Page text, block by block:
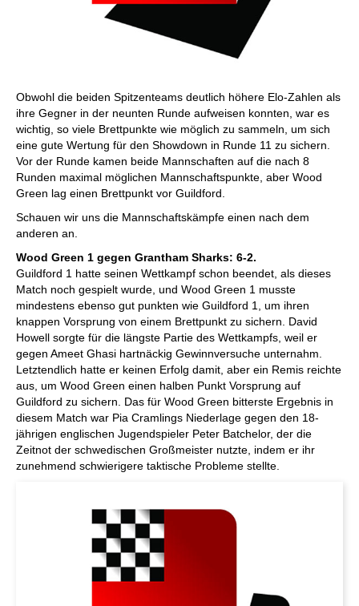
Obwohl die beiden Spitzenteams deutlich höhere Elo-Zahlen als
ihre Gegner in der neunten Runde aufweisen konnten, war es
wichtig, so viele Brettpunkte wie möglich zu sammeln, um sich
eine gute Wertung für den Showdown in Runde 11 zu sichern.
Vor der Runde kamen beide Mannschaften auf die nach 8
Runden maximal möglichen Mannschaftspunkte, aber Wood
Green lag einen Brettpunkt vor Guildford.
Schauen wir uns die Mannschaftskämpfe einen nach dem
anderen an.
Wood Green 1 gegen Grantham Sharks: 6-2.
Guildford 1 hatte seinen Wettkampf schon beendet, als dieses
Match noch gespielt wurde, und Wood Green 1 musste
mindestens ebenso gut punkten wie Guildford 1, um ihren
knappen Vorsprung von einem Brettpunkt zu sichern. David
Howell sorgte für die längste Partie des Wettkampfs, weil er
gegen Ameet Ghasi hartnäckig Gewinnversuche unternahm.
Letztendlich hatte er keinen Erfolg damit, aber ein Remis reichte
aus, um Wood Green einen halben Punkt Vorsprung auf
Guildford zu sichern. Das für Wood Green bitterste Ergebnis in
diesem Match war Pia Cramlings Niederlage gegen den 18-
jährigen englischen Jugendspieler Peter Batchelor, der die
Zeitnot der schwedischen Großmeister nutzte, indem er ihr
zunehmend schwierigere taktische Probleme stellte.